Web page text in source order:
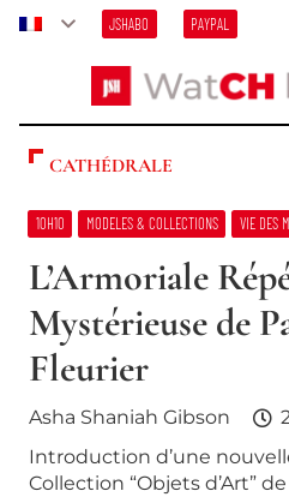
JSHABO PAYPAL
CATHÉDRALE
10H10 MODELES & COLLECTIONS VIE DES
L’Armoriale
Mystérieuse de
Fleurier
Asha Shaniah Gibson
Introduction d’une
Collection “Objets d’Art”